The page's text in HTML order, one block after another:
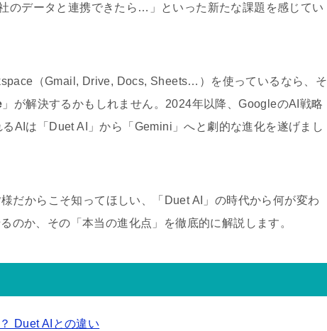
のデータと連携できたら…」といった新たな課題を感じてい
（Gmail, Drive, Docs, Sheets…）を使っているなら、そ
」が解決するかもしれません。2024年以降、GoogleのAI戦略
AIは「Duet AI」から「Gemini」へと劇的な進化を遂げまし
だからこそ知ってほしい、「Duet AI」の時代から何が変わ
のか、その「本当の進化点」を徹底的に解説します。
Duet AIとの違い